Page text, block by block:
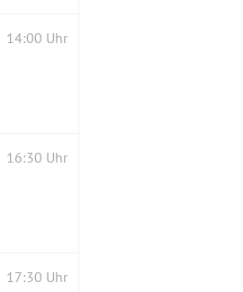
14:00 Uhr
16:30 Uhr
17:30 Uhr